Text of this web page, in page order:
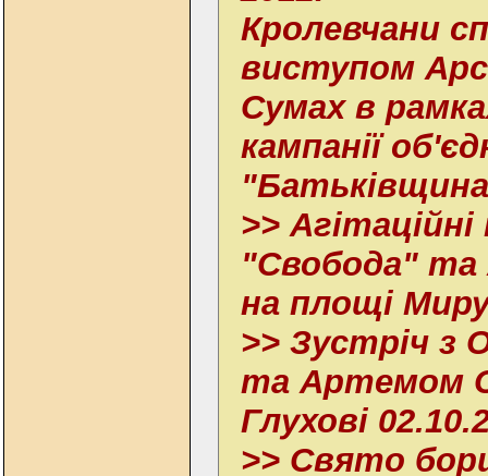
Кролевчани
виступом
Сумах в
кампанії
>>
"Свобода" та
на площі
>> Зустріч з
та Артемом
Глухові
>> Свято